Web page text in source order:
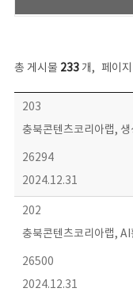
총 게시물 233개, 페이지
보도자료 목록 - 번호, 제목, 작성자, 파일, 조회수, 작성일 정보 제공
203
충북콘텐츠코리아랩,
26294
2024.12.31
202
충북콘텐츠코리아랩,
26500
2024.12.31